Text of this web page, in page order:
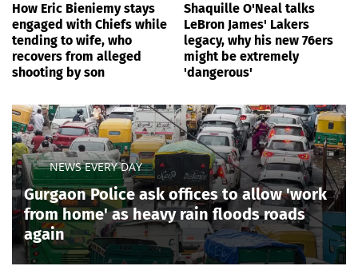
How Eric Bieniemy stays
engaged with Chiefs while
tending to wife, who
recovers from alleged
shooting by son
Shaquille O'Neal talks
LeBron James' Lakers
legacy, why his new 76ers
might be extremely
'dangerous'
NEWS EVERY DAY
Gurgaon Police ask offices to allow 'work
from home' as heavy rain floods roads
again